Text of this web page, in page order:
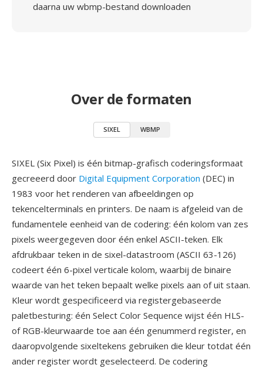
daarna uw wbmp-bestand downloaden
Over de formaten
SIXEL WBMP
SIXEL (Six Pixel) is één bitmap-grafisch coderingsformaat
gecreeerd door Digital Equipment Corporation (DEC) in
1983 voor het renderen van afbeeldingen op
tekencelterminals en printers. De naam is afgeleid van de
fundamentele eenheid van de codering: één kolom van zes
pixels weergegeven door één enkel ASCII-teken. Elk
afdrukbaar teken in de sixel-datastroom (ASCII 63-126)
codeert één 6-pixel verticale kolom, waarbij de binaire
waarde van het teken bepaalt welke pixels aan of uit staan.
Kleur wordt gespecificeerd via registergebaseerde
paletbesturing: één Select Color Sequence wijst één HLS-
of RGB-kleurwaarde toe aan één genummerd register, en
daaropvolgende sixeltekens gebruiken die kleur totdat één
ander register wordt geselecteerd. De codering